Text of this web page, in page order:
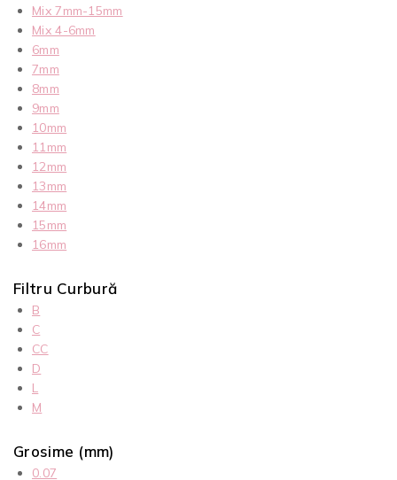
Mix 7mm-15mm
Mix 4-6mm
6mm
7mm
8mm
9mm
10mm
11mm
12mm
13mm
14mm
15mm
16mm
Filtru Curbură
B
C
CC
D
L
M
Grosime (mm)
0.07